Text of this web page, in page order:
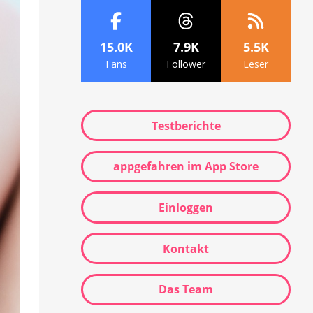
15.0K
Fans
7.9K
Follower
5.5K
Leser
Testberichte
appgefahren im App Store
Einloggen
Kontakt
Das Team